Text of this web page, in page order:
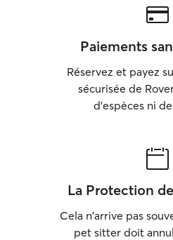
Paiements
Réservez et payez
sécurisée de
d'espèces ni
La Protection
Cela n'arrive pas
pet sitter doit